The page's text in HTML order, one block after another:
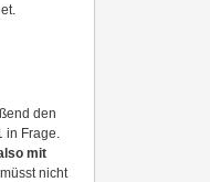
den
Frage.
mit
nicht